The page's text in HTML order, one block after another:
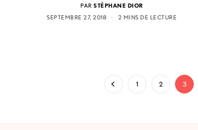
PAR STÉPHANE DIOR
SEPTEMBRE 27, 2018
2 MINS DE LECTURE
1 2 3